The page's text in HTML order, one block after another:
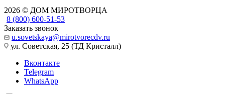
2026 © ДОМ МИРОТВОРЦА
8 (800) 600-51-53
Заказать звонок
u.sovetskaya@mirotvorecdv.ru
ул. Советская, 25 (ТД Кристалл)
Вконтакте
Telegram
WhatsApp